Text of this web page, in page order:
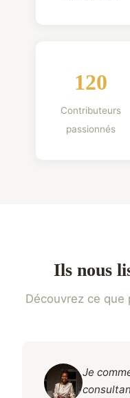
120
Contributeurs
passionnés
Ils nous
Découvrez ce
Je